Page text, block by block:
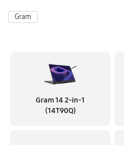
800 руб
720 руб
Gram
Gram 14 2-in-1
(14T90Q)